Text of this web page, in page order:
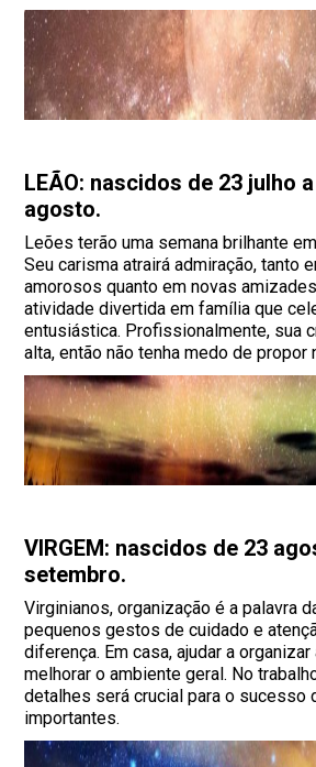
LEÃO: nascidos de 23 julho
agosto.
Leões terão uma semana brilhante
Seu carisma atrairá admiração, tanto
amorosos quanto em novas
atividade divertida em família que
entusiástica. Profissionalmente, sua
alta, então não tenha medo de propor
VIRGEM: nascidos de 23
setembro.
Virginianos, organização é a palavra
pequenos gestos de cuidado e
diferença. Em casa, ajudar a
melhorar o ambiente geral. No
detalhes será crucial para o sucesso
importantes.